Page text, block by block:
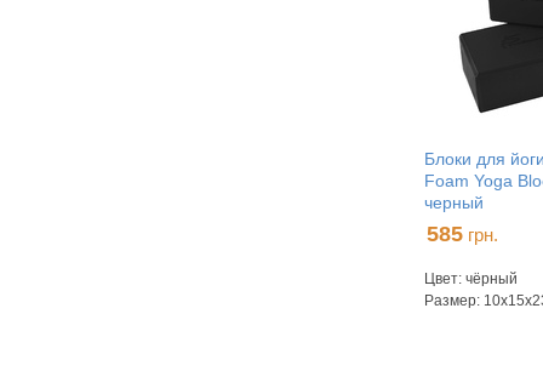
Блоки для
Foam Yoga
черный
585 грн.
Цвет: чёрный
Размер: